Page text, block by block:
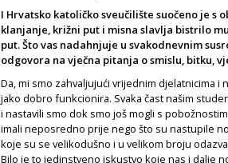
I Hrvatsko katoličko sveučilište suočeno je s
klanjanje, križni put i misna slavlja bistrilo
put. Što vas nadahnjuje u svakodnevnim
odgovora na vječna pitanja o smislu, bitku,
Da, mi smo zahvaljujući vrijednim djelatnicima i
jako dobro funkcionira. Svaka čast našim
i nastavili smo dok smo još mogli s
imali neposredno prije nego što su nastupile
koje su se velikodušno i u velikom broju
Bilo je to jedinstveno iskustvo koje nas i dalje